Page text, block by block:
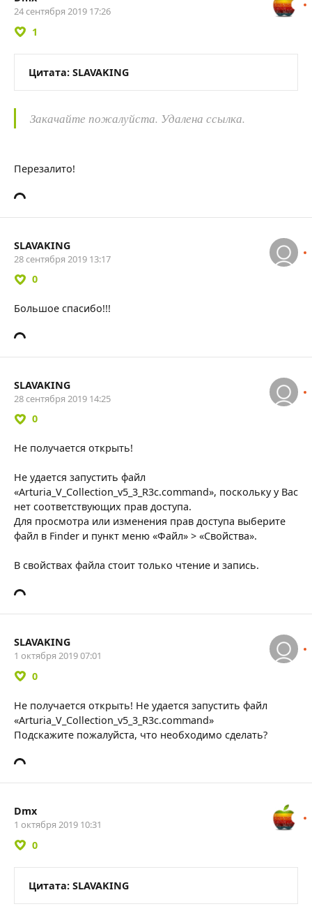
24 сентября 2019 17:26
1
Цитата: SLAVAKING
Закачайте пожалуйста. Удалена ссылка.
Перезалито!
SLAVAKING
28 сентября 2019 13:17
0
Большое спасибо!!!
SLAVAKING
28 сентября 2019 14:25
0
Не получается открыть!
Не удается запустить файл
«Arturia_V_Collection_v5_3_R3c.command», поскольку у Вас
нет соответствующих прав доступа.
Для просмотра или изменения прав доступа выберите
файл в Finder и пункт меню «Файл» > «Свойства».
В свойствах файла стоит только чтение и запись.
SLAVAKING
1 октября 2019 07:01
0
Не получается открыть! Не удается запустить файл
«Arturia_V_Collection_v5_3_R3c.command»
Подскажите пожалуйста, что необходимо сделать?
Dmx
1 октября 2019 10:31
0
Цитата: SLAVAKING